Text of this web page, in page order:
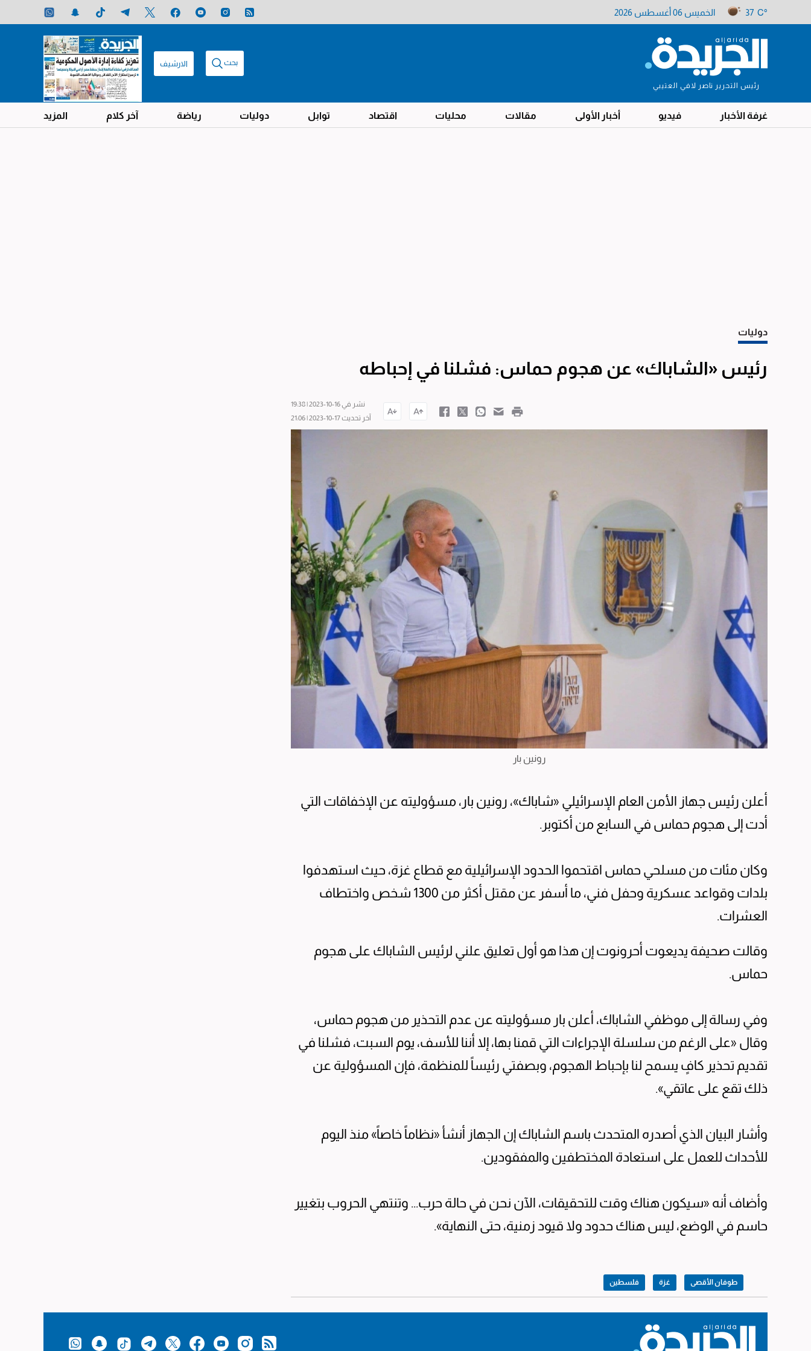
37 C° الخميس 06 أغسطس 2026
رئيس التحرير ناصر لافي العتيبي
بحث الارشيف
غرفة الأخبار فيديو أخبار الأولى مقالات محليات اقتصاد توابل دوليات رياضة آخر كلام المزيد
دوليات
رئيس «الشاباك» عن هجوم حماس: فشلنا في إحباطه
نشر في 16-10-2023 | 19:38
آخر تحديث 17-10-2023 | 21:06
رونين بار
أعلن رئيس جهاز الأمن العام الإسرائيلي «شاباك»، رونين بار، مسؤوليته عن الإخفاقات التي
أدت إلى هجوم حماس في السابع من أكتوبر.
وكان مئات من مسلحي حماس اقتحموا الحدود الإسرائيلية مع قطاع غزة، حيث استهدفوا
بلدات وقواعد عسكرية وحفل فني، ما أسفر عن مقتل أكثر من 1300 شخص واختطاف
العشرات.
وقالت صحيفة يديعوت أحرونوت إن هذا هو أول تعليق علني لرئيس الشاباك على هجوم
حماس.
وفي رسالة إلى موظفي الشاباك، أعلن بار مسؤوليته عن عدم التحذير من هجوم حماس،
وقال «على الرغم من سلسلة الإجراءات التي قمنا بها، إلا أننا للأسف، يوم السبت، فشلنا في
تقديم تحذير كافٍ يسمح لنا بإحباط الهجوم، وبصفتي رئيساً للمنظمة، فإن المسؤولية عن
ذلك تقع على عاتقي».
وأشار البيان الذي أصدره المتحدث باسم الشاباك إن الجهاز أنشأ «نظاماً خاصاً» منذ اليوم
للأحداث للعمل على استعادة المختطفين والمفقودين.
وأضاف أنه «سيكون هناك وقت للتحقيقات، الآن نحن في حالة حرب... وتنتهي الحروب بتغيير
حاسم في الوضع، ليس هناك حدود ولا قيود زمنية، حتى النهاية».
طوفان الأقصى غزة فلسطين